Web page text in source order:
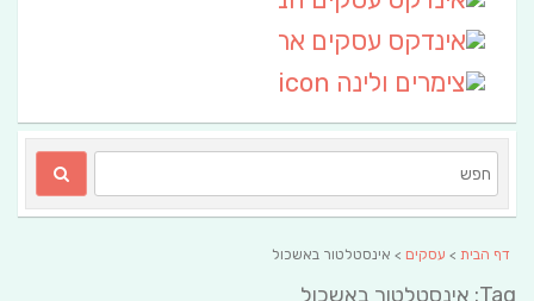
דף הבית > עסקים > אינסטלטור באשכול
Tag: אינסטלטור באשכול